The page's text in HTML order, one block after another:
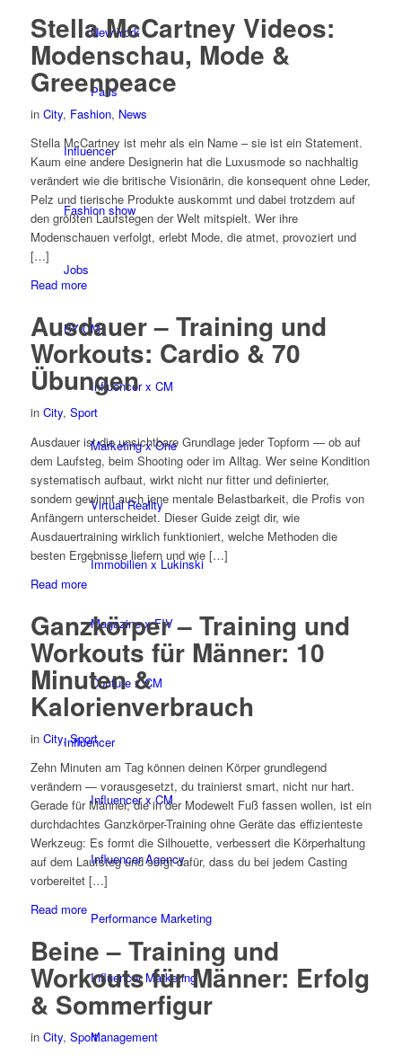
New York
Paris
Influencer
Fashion show
Jobs
BY CM
Influencer x CM
Marketing x One
Virtual Reality
Immobilien x Lukinski
Magazine x FIV
Couture x CM
Influencer
Influencer x CM
Influencer Agency
Performance Marketing
Influencer Marketing
Management
Stella McCartney Videos:
Modenschau, Mode &
Greenpeace
in City, Fashion, News
Stella McCartney ist mehr als ein Name – sie ist ein Statement.
Kaum eine andere Designerin hat die Luxusmode so nachhaltig
verändert wie die britische Visionärin, die konsequent ohne Leder,
Pelz und tierische Produkte auskommt und dabei trotzdem auf
den größten Laufstegen der Welt mitspielt. Wer ihre
Modenschauen verfolgt, erlebt Mode, die atmet, provoziert und
[…]
Read more
Ausdauer – Training und
Workouts: Cardio & 70
Übungen
in City, Sport
Ausdauer ist die unsichtbare Grundlage jeder Topform — ob auf
dem Laufsteg, beim Shooting oder im Alltag. Wer seine Kondition
systematisch aufbaut, wirkt nicht nur fitter und definierter,
sondern gewinnt auch jene mentale Belastbarkeit, die Profis von
Anfängern unterscheidet. Dieser Guide zeigt dir, wie
Ausdauertraining wirklich funktioniert, welche Methoden die
besten Ergebnisse liefern und wie […]
Read more
Ganzkörper – Training und
Workouts für Männer: 10
Minuten &
Kalorienverbrauch
in City,Sport
Zehn Minuten am Tag können deinen Körper grundlegend
verändern — vorausgesetzt, du trainierst smart, nicht nur hart.
Gerade für Männer, die in der Modewelt Fuß fassen wollen, ist ein
durchdachtes Ganzkörper-Training ohne Geräte das effizienteste
Werkzeug: Es formt die Silhouette, verbessert die Körperhaltung
auf dem Laufsteg und sorgt dafür, dass du bei jedem Casting
vorbereitet […]
Read more
Beine – Training und
Workouts für Männer: Erfolg
& Sommerfigur
in City, Sport